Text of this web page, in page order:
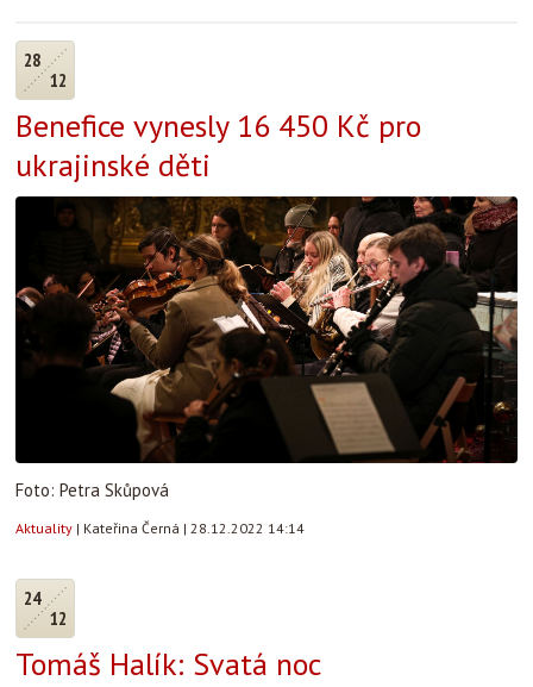
28
12
Benefice vynesly 16 450 Kč pro
ukrajinské děti
Foto: Petra Skůpová
Aktuality | Kateřina Černá | 28.12.2022 14:14
24
12
Tomáš Halík: Svatá noc